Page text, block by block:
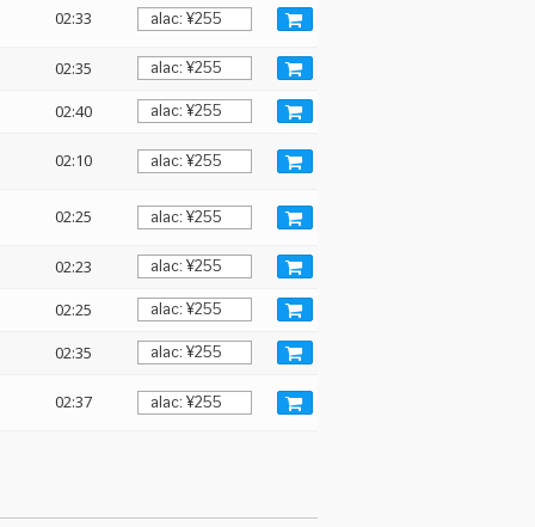
02:33
02:35
02:40
02:10
02:25
02:23
02:25
02:35
02:37